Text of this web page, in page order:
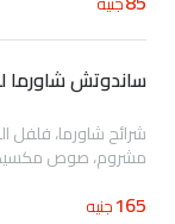
ساندوتش شاورما
شرائح شاورما، فلفل
مشروم، صوص
165جنيه